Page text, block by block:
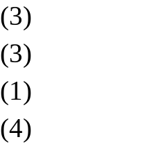
(3)
(3)
(1)
(4)